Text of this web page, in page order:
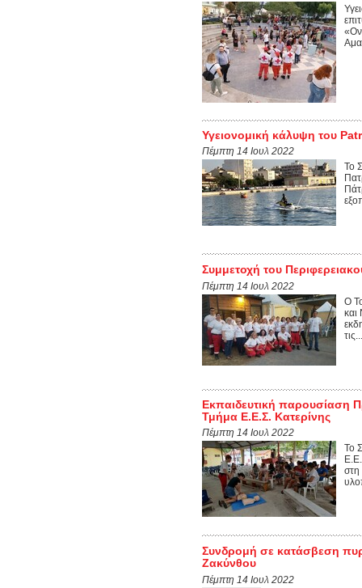
Υγειονομική κάλυψη του
Πέμπτη 14 Ιουλ 2022
Το
Συμμετοχή του
Πέμπτη 14 Ιουλ 2022
Ο
και
τις...
Εκπαιδευτική παρουσίαση
Τμήμα Ε.Ε.Σ. Κατερίνης
Πέμπτη 14 Ιουλ 2022
Το
στη
Συνδρομή σε κατάσβεση
Ζακύνθου
Πέμπτη 14 Ιουλ 2022